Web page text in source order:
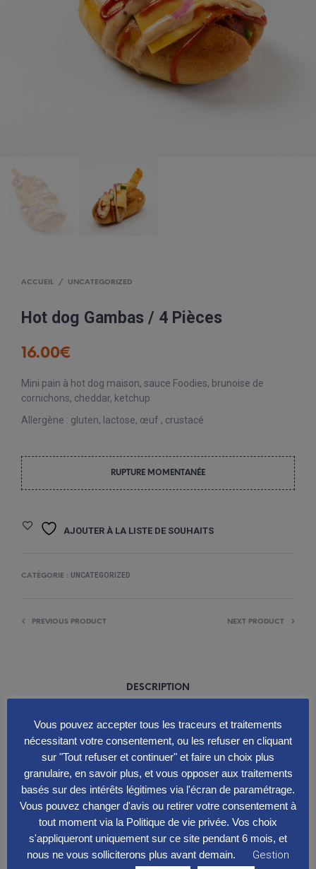
ACCUEIL / UNCATEGORIZED
Hot dog Gambas / 4 Pièces
16.00€
Mini pain à hot dog maison, sauce Foodies, brunoise de
cornichons, cheddar, ketchup
Allergène : gluten, lactose, œuf , crustacé
RUPTURE MOMENTANÉE
AJOUTER À LA LISTE DE SOUHAITS
CATÉGORIE : UNCATEGORIZED
PREVIOUS PRODUCT NEXT PRODUCT
DESCRIPTION
Mini pain à hot dog maison, sauce Foodies, brunoise de
cornichons, cheddar, ketchup
Allergène : gluten, lactose, œuf , crustacé
PRODUITS SIMILAIRES
RUPTURE MOMENTANÉE RUPTURE MOMENTANÉE
Vous pouvez accepter tous les traceurs et traitements
nécessitant votre consentement, ou les refuser en cliquant
sur "Tout refuser et continuer" et faire un choix plus
granulaire, en savoir plus, et vous opposer aux traitements
basés sur des intérêts légitimes via l'écran de paramétrage.
Vous pouvez changer d'avis ou retirer votre consentement à
tout moment via la Politique de vie privée. Vos choix
s'appliqueront uniquement sur ce site pendant 6 mois, et
nous ne vous solliciterons plus avant demain.
Gestion